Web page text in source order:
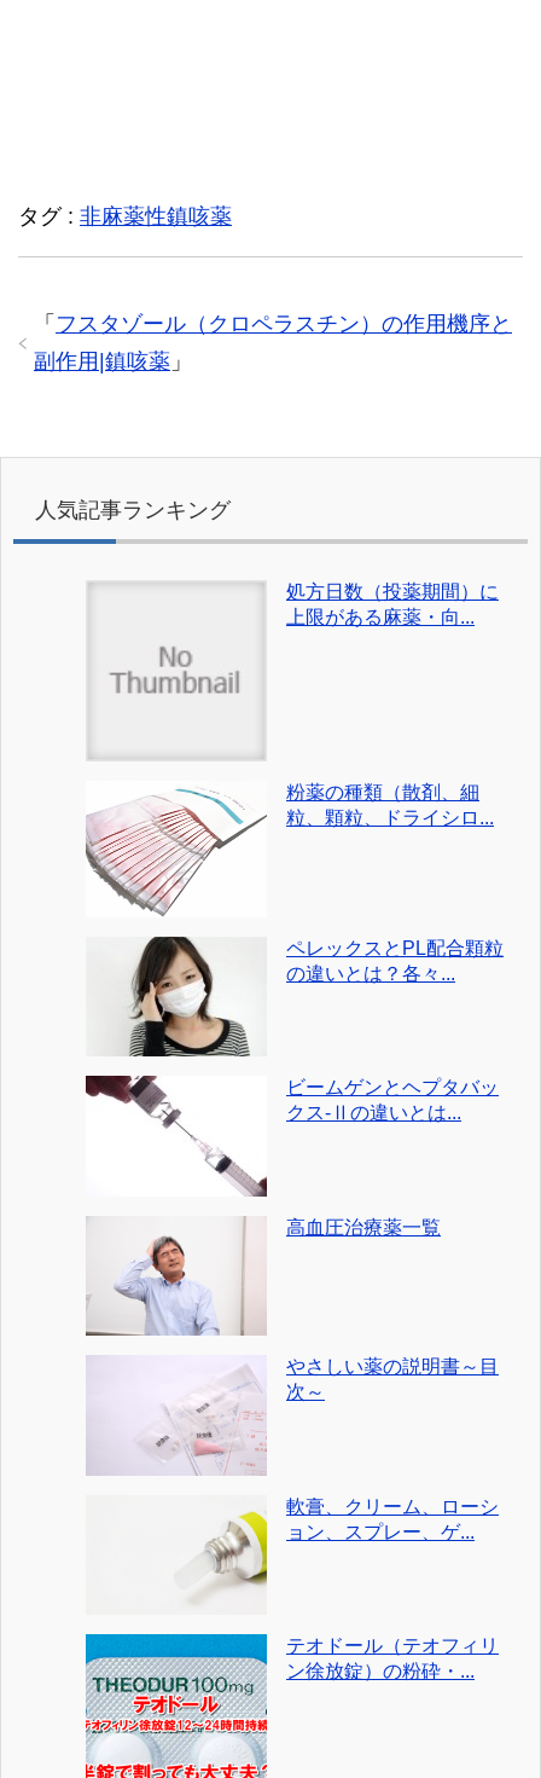
タグ : 非麻薬性鎮咳薬
「 フスタゾール（クロペラスチン）の作用機序と
副作用|鎮咳薬 」
人気記事ランキング
処方日数（投薬期間）に
上限がある麻薬・向...
粉薬の種類（散剤、細
粒、顆粒、ドライシロ...
ペレックスとPL配合顆粒
の違いとは？各々...
ビームゲンとヘプタバッ
クス-Ⅱの違いとは...
高血圧治療薬一覧
やさしい薬の説明書～目
次～
軟膏、クリーム、ローシ
ョン、スプレー、ゲ...
テオドール（テオフィリ
ン徐放錠）の粉砕・...